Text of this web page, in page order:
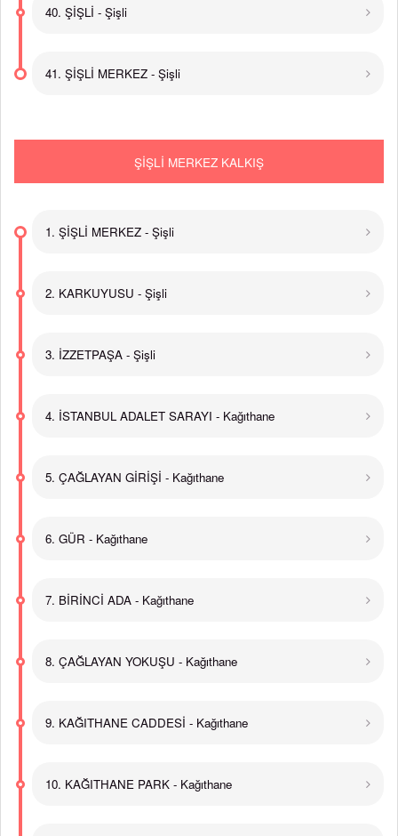
40. ŞİŞLİ - Şişli
41. ŞİŞLİ MERKEZ - Şişli
ŞİŞLİ MERKEZ KALKIŞ
1. ŞİŞLİ MERKEZ - Şişli
2. KARKUYUSU - Şişli
3. İZZETPAŞA - Şişli
4. İSTANBUL ADALET SARAYI - Kağıthane
5. ÇAĞLAYAN GİRİŞİ - Kağıthane
6. GÜR - Kağıthane
7. BİRİNCİ ADA - Kağıthane
8. ÇAĞLAYAN YOKUŞU - Kağıthane
9. KAĞITHANE CADDESİ - Kağıthane
10. KAĞITHANE PARK - Kağıthane